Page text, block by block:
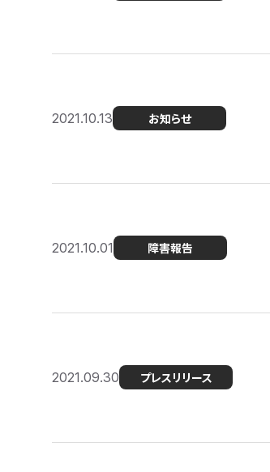
2021.10.13 お知らせ
2021.10.01 障害報告
2021.09.30 プレスリリース